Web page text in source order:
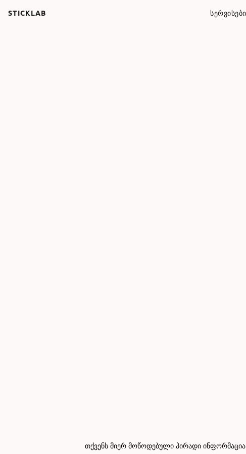
STICKLAB ᲡᲔᲠᲕᲘᲡᲔᲑᲘ
თქვენს მიერ მოწოდებული პირადი